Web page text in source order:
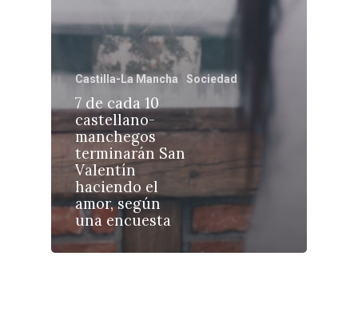
Castilla-La Mancha Sociedad
7 de cada 10
castellano-
manchegos
terminarán San
Valentín
haciendo el
amor, según
una encuesta
Talavera
Deportes
Sucesos
Medio Ambiente
Planeta Rural
Especiales
Política
Galerías